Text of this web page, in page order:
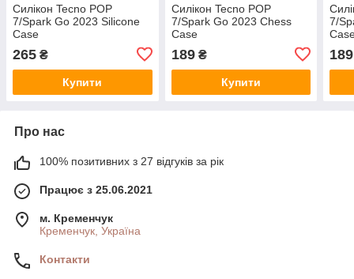
Силікон Tecno POP
7/Spark Go 2023 Silicone
Case
265 ₴
Купити
Силікон Tecno POP
7/Spark Go 2023 Chess
Case
189₴
Купити
7/
189
Про нас
100% позитивних з 27 відгуків за рік
Працює з 25.06.2021
м. Кременчук
Кременчук, Україна
Контакти